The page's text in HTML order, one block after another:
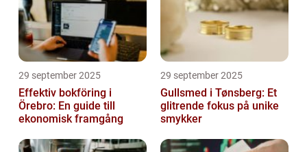
29 september 2025
Effektiv bokföring i
Örebro: En guide till
ekonomisk framgång
29 september 2025
Gullsmed i Tønsberg: Et
glitrende fokus på unike
smykker